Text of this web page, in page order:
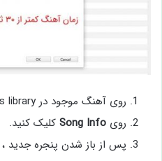
روی آهنگ موجود در iTunes library کلیک راست کنید.
روی
Song Info
کلیک کنید.
پس از باز شدن پنجره جدید